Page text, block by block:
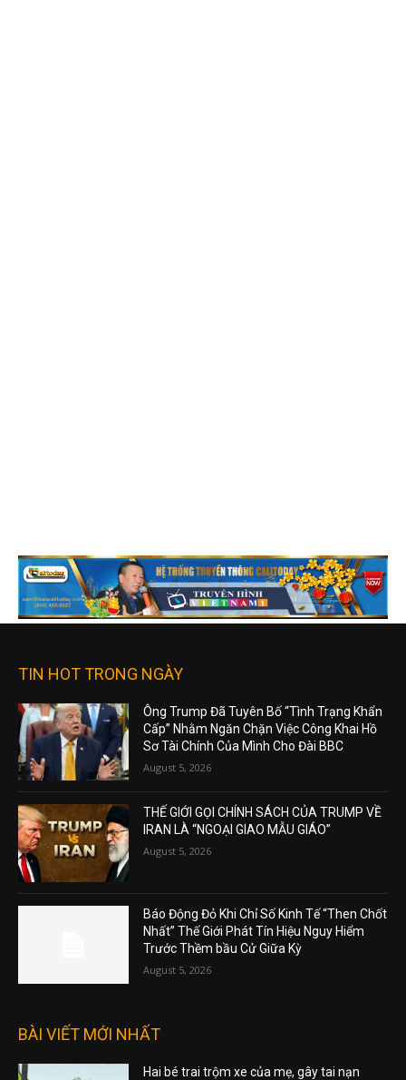
TIN HOT TRONG NGÀY
Ông Trump Đã Tuyên Bố “Tình Trạng Khẩn
Cấp” Nhằm Ngăn Chặn Việc Công Khai Hồ
Sơ Tài Chính Của Mình Cho Đài BBC
August 5, 2026
THẾ GIỚI GỌI CHÍNH SÁCH CỦA TRUMP VỀ
IRAN LÀ “NGOẠI GIAO MẪU GIÁO”
August 5, 2026
Báo Động Đỏ Khi Chỉ Số Kinh Tế “Then Chốt
Nhất” Thế Giới Phát Tín Hiệu Nguy Hiểm
Trước Thềm bầu Cử Giữa Kỳ
August 5, 2026
BÀI VIẾT MỚI NHẤT
Hai bé trai trộm xe của mẹ, gây tai nạn